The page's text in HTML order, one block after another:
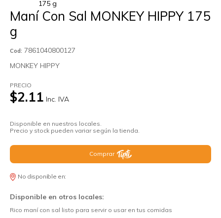
Maní Con Sal MONKEY HIPPY 175
g
Cod: 7861040800127
MONKEY HIPPY
PRECIO
$2.11 Inc. IVA
Disponible en nuestros locales.
Precio y stock pueden variar según la tienda.
Comprar
No disponible en:
Disponible en otros locales:
Rico maní con sal listo para servir o usar en tus comidas